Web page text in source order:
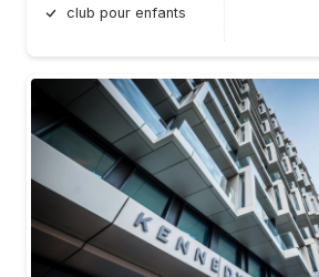
club pour enfants